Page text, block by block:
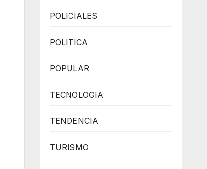
POLICIALES
POLITICA
POPULAR
TECNOLOGIA
TENDENCIA
TURISMO